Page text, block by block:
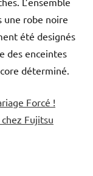
une robe noire
été designés
des enceintes
déterminé.
Forcé !
Fujitsu